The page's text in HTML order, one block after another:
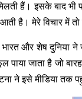
हैं। इसके बाद
आती है। मेरे विचार में
और शेष दुनिया ने
पाया जाता है जो
ने इसे मीडिया तक